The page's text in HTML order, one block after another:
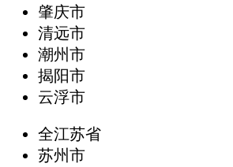
肇庆市
清远市
潮州市
揭阳市
云浮市
全江苏省
苏州市